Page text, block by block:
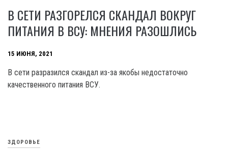
В СЕТИ РАЗГОРЕЛСЯ СКАНДАЛ ВОКРУГ
ПИТАНИЯ В ВСУ: МНЕНИЯ РАЗОШЛИСЬ
15 ИЮНЯ, 2021
В сети разразился скандал из-за якобы недостаточно
качественного питания ВСУ.
ЗДОРОВЬЕ